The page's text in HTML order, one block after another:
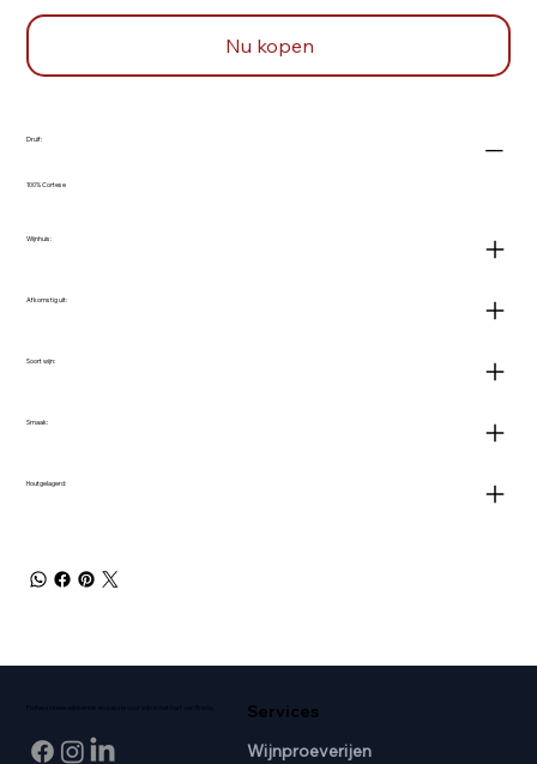
Nu kopen
Druif:
100% Cortese
Wijnhuis:
Afkomstig uit:
Soort wijn:
Smaak:
Houtgelagerd:
Professionele wijnkennis en passie voor wijn in het hart van Breda. Services
Wijnproeverijen